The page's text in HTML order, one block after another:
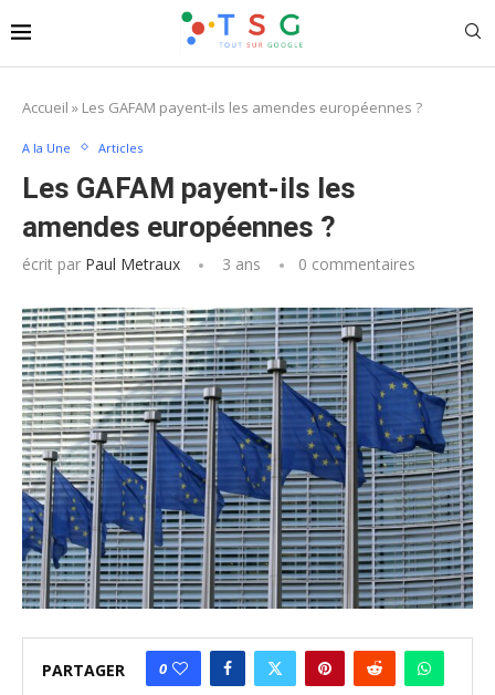
Accueil » Les GAFAM payent-ils les amendes européennes ?
A la Une Articles
Les GAFAM payent-ils les
amendes européennes ?
écrit par Paul Metraux 3 ans 0 commentaires
PARTAGER 0